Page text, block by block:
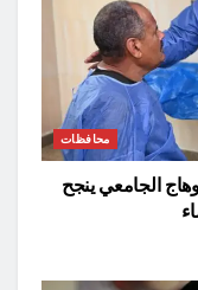
محافظات
الجامعي ينجح